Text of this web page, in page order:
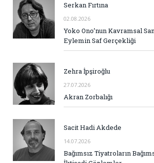
Serkan Fırtına
02.08.2026
Yoko Ono’nun Kavramsal
Eylemin Saf Gerçekliği
Zehra İpşiroğlu
27.07.2026
Akran Zorbalığı
Sacit Hadi Akdede
14.07.2026
Bağımsız Tiyatroların